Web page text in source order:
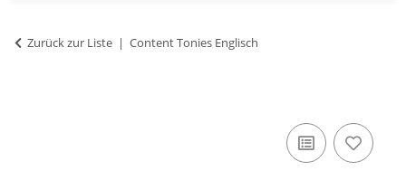
Zurück zur Liste Content Tonies Englisch